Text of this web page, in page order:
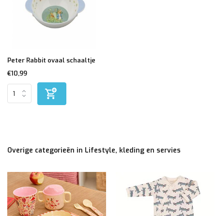
Peter Rabbit ovaal schaaltje
€10,99
Overige categorieën in Lifestyle, kleding en servies